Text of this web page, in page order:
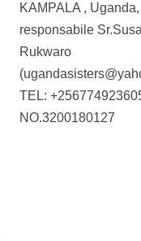
KAMPALA , Uganda,
responsabile
Rukwaro
TEL:
NO.3200180127